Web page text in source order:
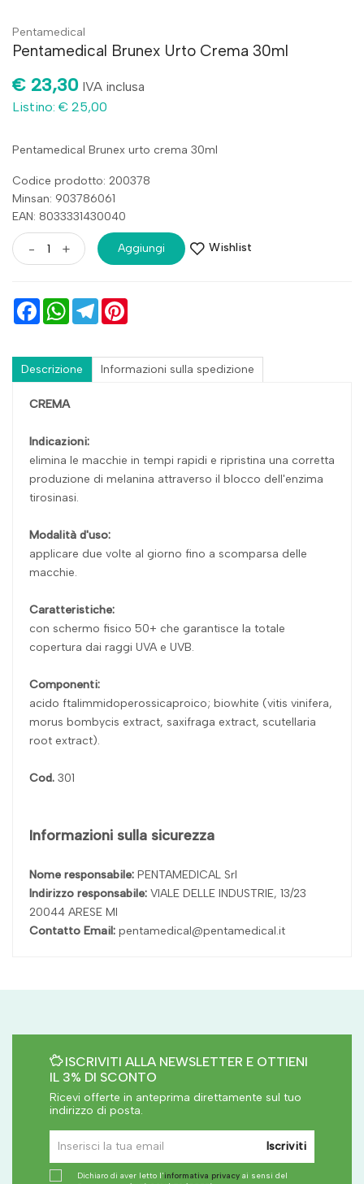
Pentamedical
Pentamedical Brunex Urto Crema 30ml
€ 23,30 IVA inclusa
Listino: € 25,00
Pentamedical Brunex urto crema 30ml
Codice prodotto: 200378
Minsan: 903786061
EAN: 8033331430040
- + Aggiungi Wishlist
FacebookWhatsAppTelegram
Descrizione Informazioni sulla spedizione
CREMA
Indicazioni:
elimina le macchie in tempi rapidi e ripristina una corretta
produzione di melanina attraverso il blocco dell'enzima
tirosinasi.
Modalità d'uso:
applicare due volte al giorno fino a scomparsa delle
macchie.
Caratteristiche:
con schermo fisico 50+ che garantisce la totale
copertura dai raggi UVA e UVB.
Componenti:
acido ftalimmidoperossicaproico; biowhite (vitis vinifera,
morus bombycis extract, saxifraga extract, scutellaria
root extract).
Cod. 301
Informazioni sulla sicurezza
Nome responsabile: PENTAMEDICAL Srl
Indirizzo responsabile: VIALE DELLE INDUSTRIE, 13/23
20044 ARESE MI
Contatto Email: pentamedical@pentamedical.it
ISCRIVITI ALLA NEWSLETTER E OTTIENI
IL 3% DI SCONTO
Ricevi offerte in anteprima direttamente sul tuo
indirizzo di posta.
Iscriviti
Dichiaro di aver letto l'informativa privacy ai sensi del